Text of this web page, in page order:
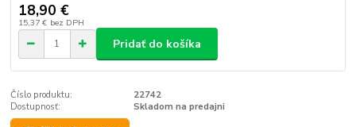
18,90 €
15,37 € bez DPH
Pridať do košíka
Číslo produktu:
22742
Dostupnosť:
Skladom na predajni